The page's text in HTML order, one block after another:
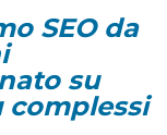
SEO da
su
complessi